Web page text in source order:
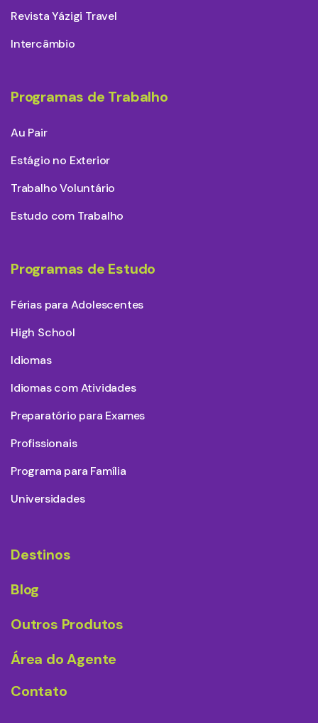
Revista Yázigi Travel
Intercâmbio
Programas de Trabalho
Au Pair
Estágio no Exterior
Trabalho Voluntário
Estudo com Trabalho
Programas de Estudo
Férias para Adolescentes
High School
Idiomas
Idiomas com Atividades
Preparatório para Exames
Profissionais
Programa para Família
Universidades
Destinos
Blog
Outros Produtos
Área do Agente
Contato